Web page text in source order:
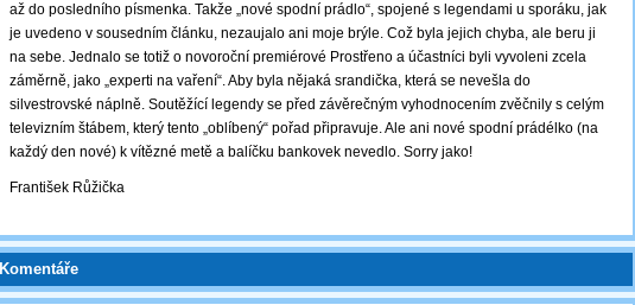
až do posledního písmenka. Takže „nové spodní prádlo“, spojené s legendami u sporáku, jak
je uvedeno v sousedním článku, nezaujalo ani moje brýle. Což byla jejich chyba, ale beru ji
na sebe. Jednalo se totiž o novoroční premiérové Prostřeno a účastníci byli vyvoleni zcela
záměrně, jako „experti na vaření“. Aby byla nějaká srandička, která se nevešla do
silvestrovské náplně. Soutěžící legendy se před závěrečným vyhodnocením zvěčnily s celým
televizním štábem, který tento „oblíbený“ pořad připravuje. Ale ani nové spodní prádélko (na
každý den nové) k vítězné metě a balíčku bankovek nevedlo. Sorry jako!
František Růžička
Komentáře